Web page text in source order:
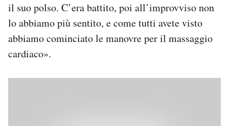
il suo polso. C’era battito, poi all’improvviso non
lo abbiamo più sentito, e come tutti avete visto
abbiamo cominciato le manovre per il massaggio
cardiaco».